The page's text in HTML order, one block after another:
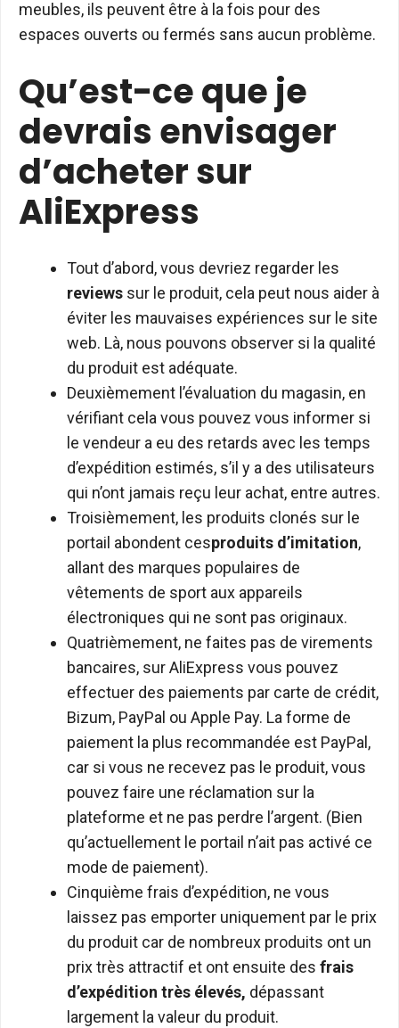
meubles, ils peuvent être à la fois pour des
espaces ouverts ou fermés sans aucun problème.
Qu’est-ce que je
devrais envisager
d’acheter sur
AliExpress
Tout d’abord, vous devriez regarder les
reviews sur le produit, cela peut nous aider à
éviter les mauvaises expériences sur le site
web. Là, nous pouvons observer si la qualité
du produit est adéquate.
Deuxièmement l’évaluation du magasin, en
vérifiant cela vous pouvez vous informer si
le vendeur a eu des retards avec les temps
d’expédition estimés, s’il y a des utilisateurs
qui n’ont jamais reçu leur achat, entre autres.
Troisièmement, les produits clonés sur le
portail abondent cesproduits d’imitation,
allant des marques populaires de
vêtements de sport aux appareils
électroniques qui ne sont pas originaux.
Quatrièmement, ne faites pas de virements
bancaires, sur AliExpress vous pouvez
effectuer des paiements par carte de crédit,
Bizum, PayPal ou Apple Pay. La forme de
paiement la plus recommandée est PayPal,
car si vous ne recevez pas le produit, vous
pouvez faire une réclamation sur la
plateforme et ne pas perdre l’argent. (Bien
qu’actuellement le portail n’ait pas activé ce
mode de paiement).
Cinquième frais d’expédition, ne vous
laissez pas emporter uniquement par le prix
du produit car de nombreux produits ont un
prix très attractif et ont ensuite des frais
d’expédition très élevés, dépassant
largement la valeur du produit.